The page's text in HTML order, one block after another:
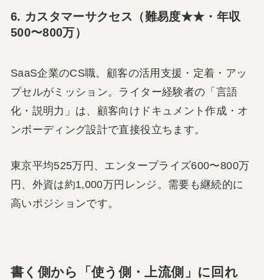
6. カスタマーサクセス（難易度★★・年収
500〜800万）
SaaS企業のCS職。顧客の活用支援・定着・アッ
プセルがミッション。ライター経験者の「言語
化・説明力」は、顧客向けドキュメント作成・オ
ンボーディング設計で直接役立ちます。
東京平均525万円、エンタープライズ600〜800万
円、外資は約1,000万円レンジ。需要も継続的に
高いポジションです。
書く側から「使う側・上流側」に回れ